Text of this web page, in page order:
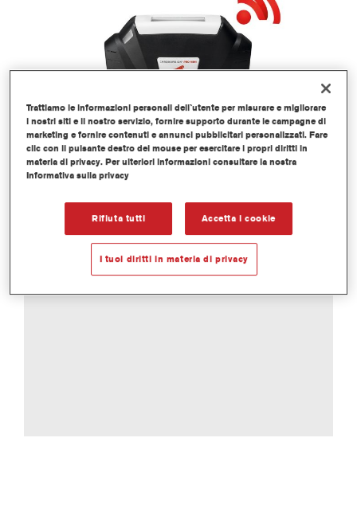
Trattiamo le informazioni personali dell`utente per misurare e migliorare
i nostri siti e il nostro servizio, fornire supporto durante le campagne di
marketing e fornire contenuti e annunci pubblicitari personalizzati. Fare
clic con il pulsante destro del mouse per esercitare i propri diritti in
materia di privacy. Per ulteriori informazioni consultare la nostra
Informativa sulla privacy
Rifiuta tutti Accetta i cookie
I tuoi diritti in materia di privacy